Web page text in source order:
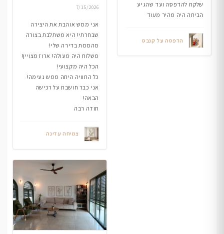
שלקח להדפסה ועד שהגיע
הביתה היה מהיר מעוד
הדפסה על קנבס
7/15/2026
אני ממש אוהבת את היצירה
שבחרתי! היא משתלבת בצורה
מהממת בדירה שלי!
משלוח היה מעולה! ארוז מצויין!
הכל היה מקצועי!
כל החוויה היתה ממש נעימה!
אני כבר חושבת על רכישה
הבאה!
תודה רבה
צמיחה עדינה